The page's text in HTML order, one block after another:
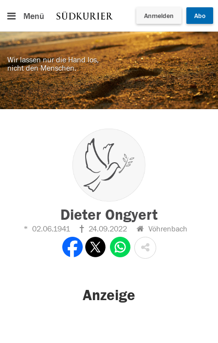
Menü Anmelden Abo
Wir lassen nur die Hand los,
nicht den Menschen.
Dieter Ongyert
02.06.1941 24.09.2022 Vöhrenbach
Anzeige